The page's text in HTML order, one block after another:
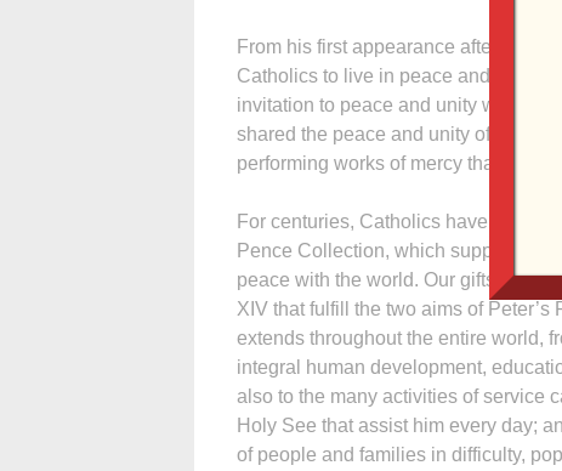
From his first appearance after his
Catholics to live in peace and unity
invitation to peace and unity with the
shared the peace and unity of Christ
performing works of mercy that bring
For centuries, Catholics have
Pence Collection, which supports his
peace with the world. Our gifts to the
XIV that fulfill the two aims of Peter’s
extends throughout the entire world,
integral human development,
also to the many activities of service
Holy See that assist him every day;
of people and families in difficulty,